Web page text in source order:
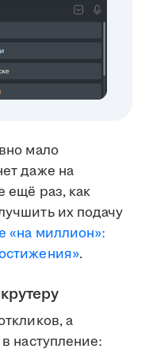
мало
даже на
ещё раз, как
их подачу
«на миллион»:
.
а
наступление: